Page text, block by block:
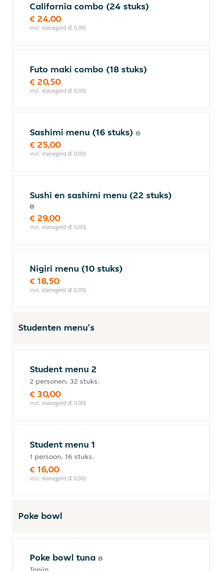
California combo (24 stuks)
€ 24,00
incl. statiegeld (€ 0,00)
Futo maki combo (18 stuks)
€ 20,50
incl. statiegeld (€ 0,00)
Sashimi menu (16 stuks)
€ 25,00
incl. statiegeld (€ 0,00)
Sushi en sashimi menu (22 stuks)
€ 29,00
incl. statiegeld (€ 0,00)
Nigiri menu (10 stuks)
€ 18,50
incl. statiegeld (€ 0,00)
Studenten menu's
Student menu 2
2 personen, 32 stuks.
€ 30,00
incl. statiegeld (€ 0,00)
Student menu 1
1 persoon, 16 stuks.
€ 16,00
incl. statiegeld (€ 0,00)
Poke bowl
Poke bowl tuna